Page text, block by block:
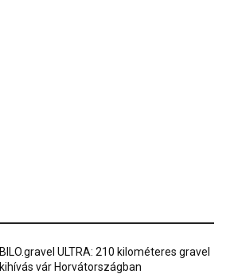
BILO.gravel ULTRA: 210 kilométeres gravel
kihívás vár Horvátországban